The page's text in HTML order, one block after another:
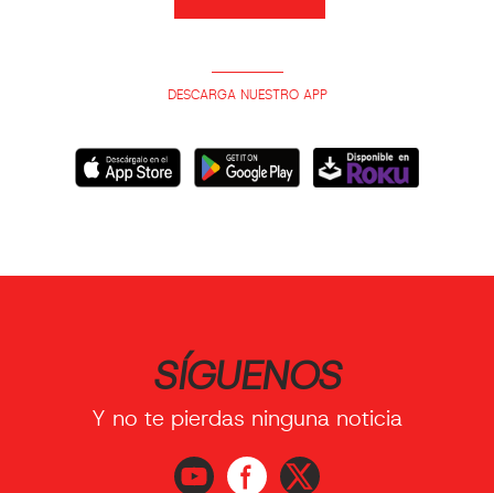
DESCARGA NUESTRO APP
SÍGUENOS
Y no te pierdas ninguna noticia